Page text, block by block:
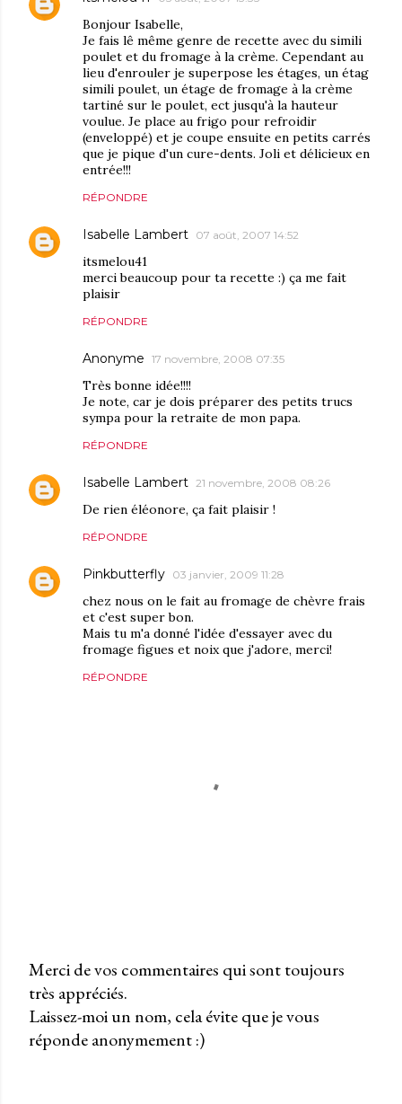
Bonjour Isabelle,
Je fais lê même genre de recette avec du simili
poulet et du fromage à la crème. Cependant au
lieu d'enrouler je superpose les étages, un étag
simili poulet, un étage de fromage à la crème
tartiné sur le poulet, ect jusqu'à la hauteur
voulue. Je place au frigo pour refroidir
(enveloppé) et je coupe ensuite en petits carrés
que je pique d'un cure-dents. Joli et délicieux en
entrée!!!
RÉPONDRE
Isabelle Lambert 07 août, 2007 14:52
itsmelou41
merci beaucoup pour ta recette :) ça me fait
plaisir
RÉPONDRE
Anonyme 17 novembre, 2008 07:35
Très bonne idée!!!!
Je note, car je dois préparer des petits trucs
sympa pour la retraite de mon papa.
RÉPONDRE
Isabelle Lambert 21 novembre, 2008 08:26
De rien éléonore, ça fait plaisir !
RÉPONDRE
Pinkbutterfly 03 janvier, 2009 11:28
chez nous on le fait au fromage de chèvre frais
et c'est super bon.
Mais tu m'a donné l'idée d'essayer avec du
fromage figues et noix que j'adore, merci!
RÉPONDRE
P
u
b
Merci de vos commentaires qui sont toujours
très appréciés.
Laissez-moi un nom, cela évite que je vous
réponde anonymement :)